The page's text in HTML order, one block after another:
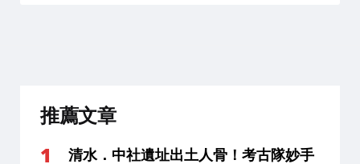
推薦文章
清水．中社遺址出土人骨！考古隊妙手